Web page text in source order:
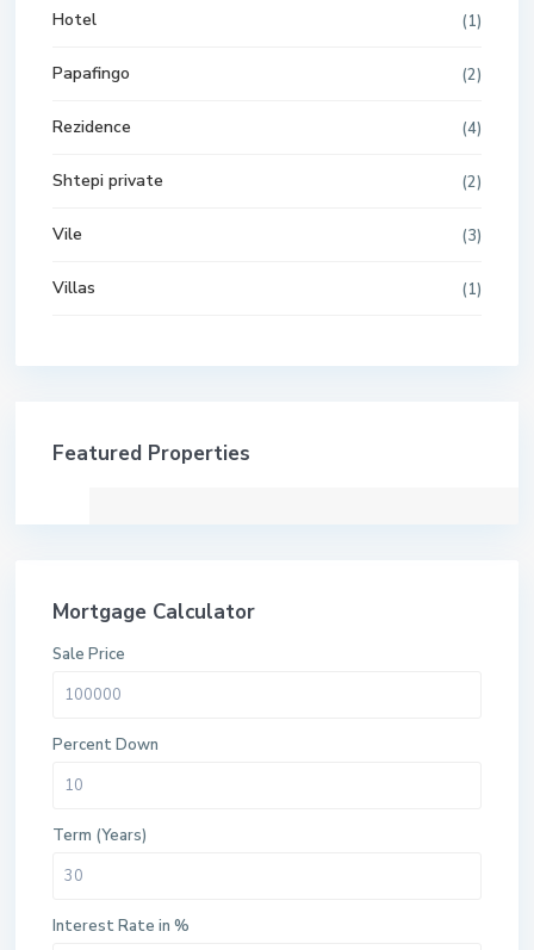
Hotel (1)
Papafingo (2)
Rezidence (4)
Shtepi private (2)
Vile (3)
Villas (1)
Featured Properties
Mortgage Calculator
Sale Price
Percent Down
Term (Years)
Interest Rate in %